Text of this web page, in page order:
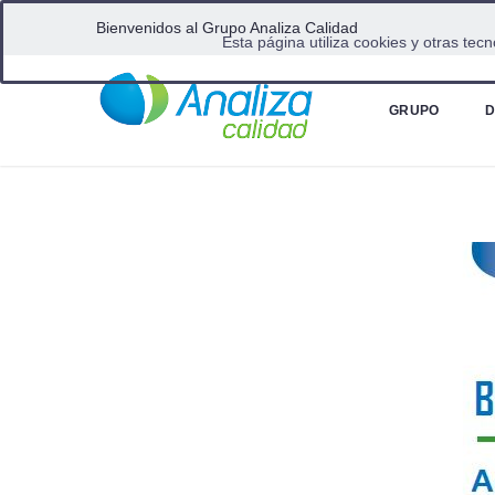
Bienvenidos al Grupo Analiza Calidad
GRUPO
Home
Esta página utiliza cookies y otras